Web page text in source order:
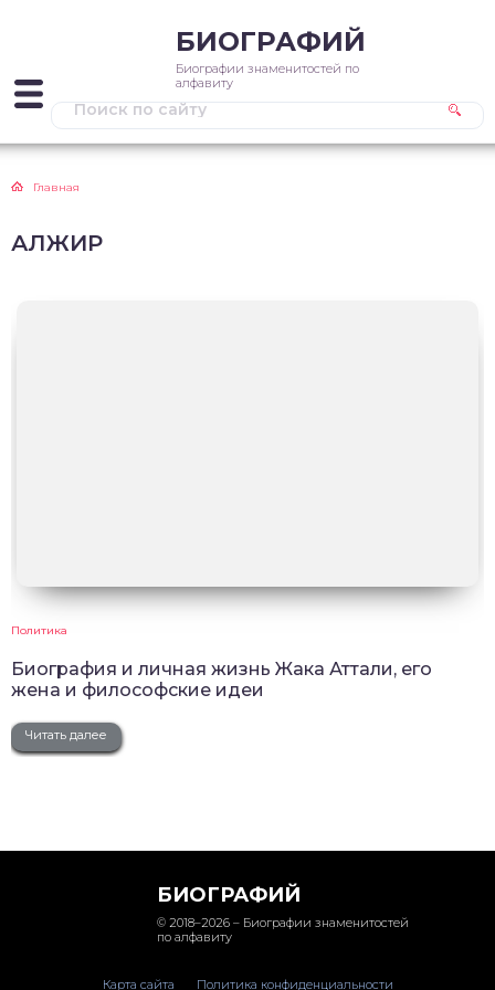
БИОГРАФИЙ
Биографии знаменитостей по
алфавиту
Главная
АЛЖИР
Политика
Биография и личная жизнь Жака Аттали, его
жена и философские идеи
Читать далее
БИОГРАФИЙ
© 2018–2026 – Биографии знаменитостей
по алфавиту
Карта сайта Политика конфиденциальности